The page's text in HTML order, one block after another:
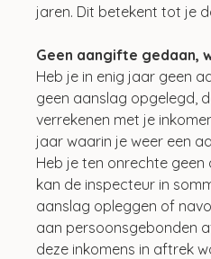
jaren. Dit betekent tot je
Geen aangifte gedaan,
Heb je in enig jaar geen
geen aanslag opgelegd,
verrekenen met je
jaar waarin je weer een
Heb je ten onrechte
kan de inspecteur in
aanslag opleggen of
aan persoonsgebonden
deze inkomens in aftrek